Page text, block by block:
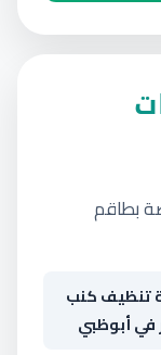
بطاقم
تنظيف كنب
في أبوظبي